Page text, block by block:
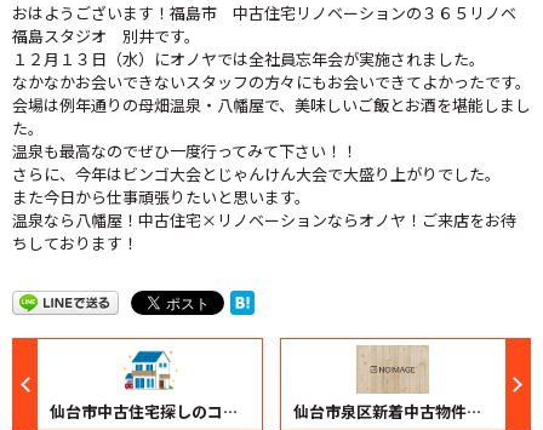
おはようございます！福島市 中古住宅リノベーションの３６５リノベ
福島スタジオ 別井です。
１２月１３日（水）にオノヤでは全社員忘年会が実施されました。
なかなかお会いできないスタッフの方々にもお会いできてよかったです。
会場は例年通りの母畑温泉・八幡屋で、美味しいご飯とお酒を堪能しまし
た。
温泉も最高なのでぜひ一度行ってみて下さい！！
さらに、今年はビンゴ大会とじゃんけん大会で大盛り上がりでした。
また今日から仕事頑張りたいと思います。
温泉なら八幡屋！中古住宅×リノベーションならオノヤ！ご来店をお待
ちしております！
仙台市中古住宅探しのコツ！ 仙台市泉区新着中古物件！ リノベや物件選びはオノヤ365リノベへ